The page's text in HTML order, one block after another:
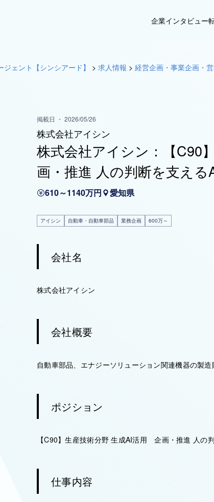
企業インタビュー
ェント【シンシアード】 > 求人情報 > 経営企画・事業企画・
掲載日 ・ 2026/05/26
株式会社アイシン
株式会社アイシン：【C90
画・推進 人の判断を支える
610～1140万円 愛知県
アイシン 自動車・自動車部品 業務企画 600万～
会社名
株式会社アイシン
会社概要
自動車部品、エナジーソリューション関連機器の製造
ポジション
【C90】生産技術分野 生成AI活用 企画・推進 人の
仕事内容